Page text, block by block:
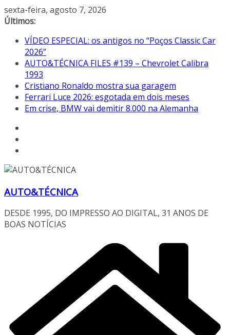
Pular
para
conteúdo
sexta-feira, agosto 7, 2026
Últimos:
VÍDEO ESPECIAL: os antigos no “Poços Classic Car
2026”
AUTO&TÉCNICA FILES #139 – Chevrolet Calibra
1993
Cristiano Ronaldo mostra sua garagem
Ferrari Luce 2026: esgotada em dois meses
Em crise, BMW vai demitir 8.000 na Alemanha
AUTO&TÉCNICA
DESDE 1995, DO IMPRESSO AO DIGITAL, 31 ANOS DE
BOAS NOTÍCIAS